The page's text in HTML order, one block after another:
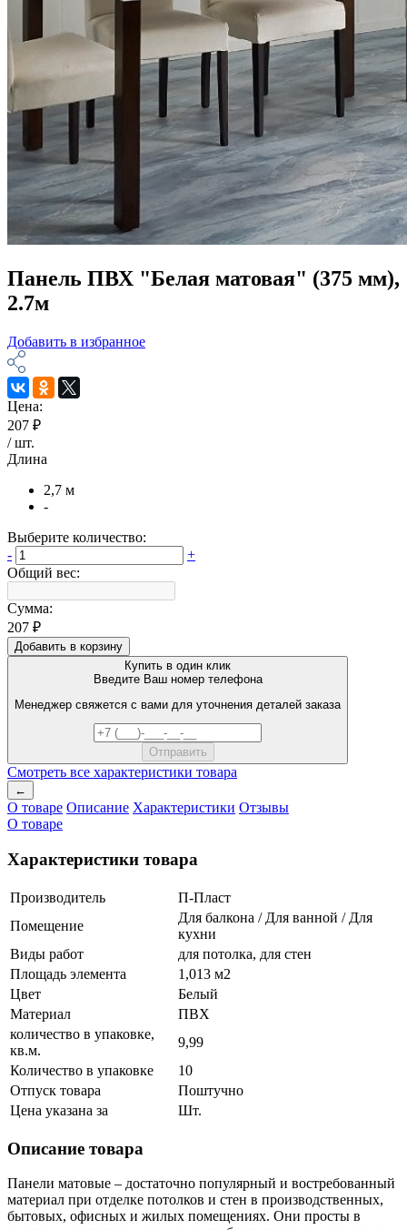
Панель ПВХ "Белая матовая" (375 мм),
2.7м
Добавить в избранное
Цена:
207 ₽
/шт.
Длина
2,7 м
-
Выберите количество:
-
+
Общий вес:
Сумма:
207 ₽
Добавить в корзину
Купить в один клик
Введите Ваш номер телефона
Менеджер свяжется с вами для уточнения деталей заказа
Смотреть все характеристики товара
←
О товаре Описание Характеристики Отзывы
О товаре
Характеристики товара
Производитель
П-Пласт
Помещение
Для балкона / Для ванной / Для
кухни
Виды работ
для потолка, для стен
Площадь элемента
1,013 м2
Цвет
Белый
Материал
ПВХ
количество в упаковке,
кв.м.
9,99
Количество в упаковке
10
Отпуск товара
Поштучно
Цена указана за
Шт.
Описание товара
Панели матовые – достаточно популярный и востребованный
материал при отделке потолков и стен в производственных,
бытовых, офисных и жилых помещениях. Они просты в